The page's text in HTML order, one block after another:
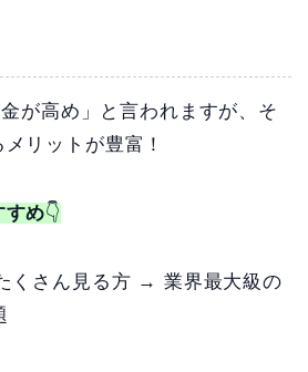
が高め」と言われますが、そ
リットが豊富！
すめ👇
くさん見る方 → 業界最大級の